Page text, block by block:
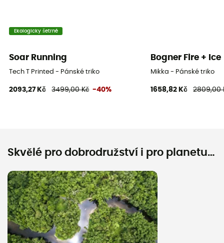
Ekologicky šetrné
Soar Running
Tech T Printed - Pánské triko
2093,27 Kč 3499,00 Kč -40%
Bogner Fire + Ice
Mikka - Pánské triko
1658,82 Kč 2809,00
Skvělé pro dobrodružství i pro planetu…